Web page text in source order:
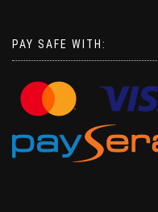
PAY SAFE WITH: